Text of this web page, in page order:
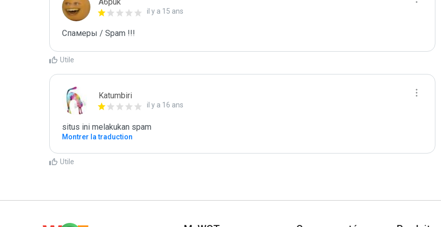
il y a 15 ans
Спамеры / Spam !!!
Utile
Katumbiri
il y a 16 ans
situs ini melakukan spam
Montrer la traduction
Utile